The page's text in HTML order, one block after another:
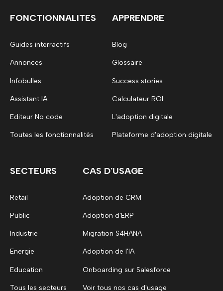
FONCTIONNALITES
Guides interractifs
Annonces
Infobulles
Assistant IA
Editeur No code
Toutes les fonctionnalités
APPRENDRE
Blog
Glossaire
Success stories
Calculateur ROI
L'adoption digitale
Plateforme d'adoption digitale
SECTEURS
Retail
Public
Industrie
Energie
Education
Tous les secteurs
CAS D'USAGE
Adoption de CRM
Adoption d'ERP
Migration S4HANA
Adoption de l'IA
Onboarding sur Salesforce
Voir tous nos cas d'usage